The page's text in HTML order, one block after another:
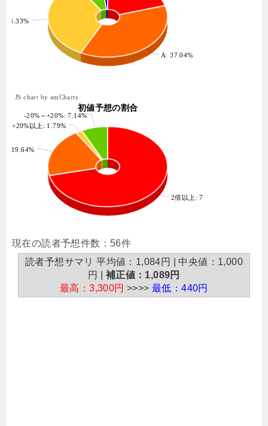
33.33%
A: 37.04%
-20%～+20%: 7.14%
+20%以上: 1.79%
: 19.64%
2倍以上: 71.43%
初値予想の割合
JS chart by amCharts
現在の読者予想件数：56件
読者予想サマリ 平均値：1,084円 | 中央値：1,000
円 | 補正値：1,089円
最高：3,300円 >>>>最低：440円